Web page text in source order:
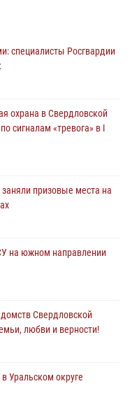
граждан на южном
Свердловской области
призерами
в зоне СВО
специалисты Росгвардии
охрана в Свердловской
сигналам «тревога» в I
призовые места на
на южном направлении
Свердловской
любви и верности!
Уральском округе